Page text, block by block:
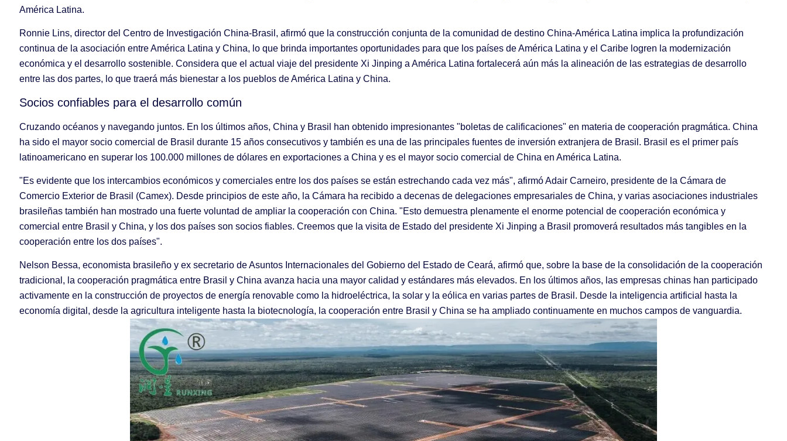
América Latina.
Ronnie Lins, director del Centro de Investigación China-Brasil, afirmó que la construcción conjunta de la comunidad de destino China-América Latina implica la profundización
continua de la asociación entre América Latina y China, lo que brinda importantes oportunidades para que los países de América Latina y el Caribe logren la modernización
económica y el desarrollo sostenible. Considera que el actual viaje del presidente Xi Jinping a América Latina fortalecerá aún más la alineación de las estrategias de desarrollo
entre las dos partes, lo que traerá más bienestar a los pueblos de América Latina y China.
Socios confiables para el desarrollo común
Cruzando océanos y navegando juntos. En los últimos años, China y Brasil han obtenido impresionantes "boletas de calificaciones" en materia de cooperación pragmática. China
ha sido el mayor socio comercial de Brasil durante 15 años consecutivos y también es una de las principales fuentes de inversión extranjera de Brasil. Brasil es el primer país
latinoamericano en superar los 100.000 millones de dólares en exportaciones a China y es el mayor socio comercial de China en América Latina.
"Es evidente que los intercambios económicos y comerciales entre los dos países se están estrechando cada vez más", afirmó Adair Carneiro, presidente de la Cámara de
Comercio Exterior de Brasil (Camex). Desde principios de este año, la Cámara ha recibido a decenas de delegaciones empresariales de China, y varias asociaciones industriales
brasileñas también han mostrado una fuerte voluntad de ampliar la cooperación con China. "Esto demuestra plenamente el enorme potencial de cooperación económica y
comercial entre Brasil y China, y los dos países son socios fiables. Creemos que la visita de Estado del presidente Xi Jinping a Brasil promoverá resultados más tangibles en la
cooperación entre los dos países".
Nelson Bessa, economista brasileño y ex secretario de Asuntos Internacionales del Gobierno del Estado de Ceará, afirmó que, sobre la base de la consolidación de la cooperación
tradicional, la cooperación pragmática entre Brasil y China avanza hacia una mayor calidad y estándares más elevados. En los últimos años, las empresas chinas han participado
activamente en la construcción de proyectos de energía renovable como la hidroeléctrica, la solar y la eólica en varias partes de Brasil. Desde la inteligencia artificial hasta la
economía digital, desde la agricultura inteligente hasta la biotecnología, la cooperación entre Brasil y China se ha ampliado continuamente en muchos campos de vanguardia.